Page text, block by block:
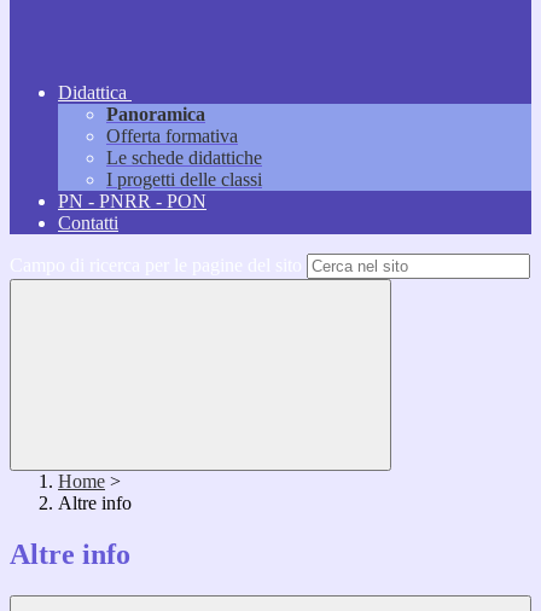
Didattica
Panoramica
Offerta formativa
Le schede didattiche
I progetti delle classi
PN - PNRR - PON
Contatti
Home >
Altre info
Altre info